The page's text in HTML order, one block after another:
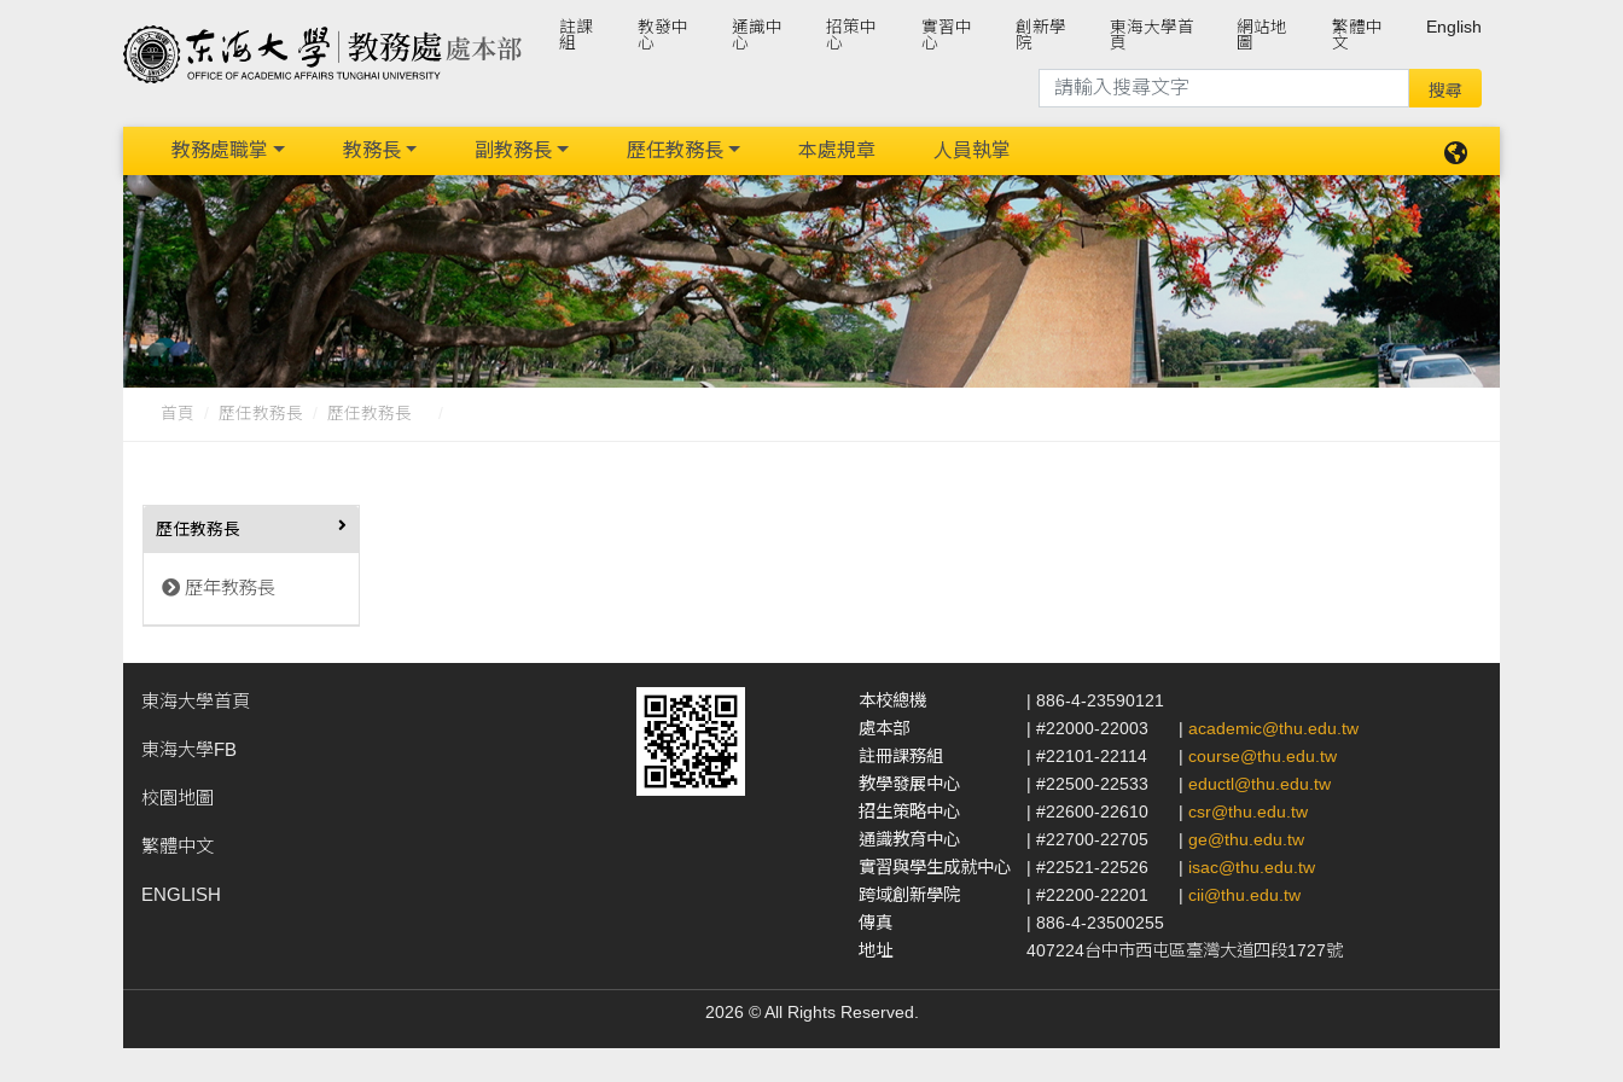
註課
組
教發中
心
通識中
心
招策中
心
實習中
心
創新學
院
東海大學首
頁
網站地
圖
繁體中
文
English
教務處職掌 教務長 副教務長 歷任教務長 本處規章 人員執掌
首頁 歷任教務長 歷任教務長
歷任教務長
歷年教務長
東海大學首頁
東海大學FB
校園地圖
繁體中文
ENGLISH
本校總機
| 886-4-23590121
處本部
| #22000-22003 | academic@thu.edu.tw
註冊課務組
| #22101-22114 | course@thu.edu.tw
教學發展中心
| #22500-22533 | eductl@thu.edu.tw
招生策略中心
| #22600-22610 | csr@thu.edu.tw
通識教育中心
| #22700-22705 | ge@thu.edu.tw
實習與學生成就中心
| #22521-22526 | isac@thu.edu.tw
跨域創新學院
| #22200-22201 | cii@thu.edu.tw
傳真
| 886-4-23500255
地址
407224台中市西屯區臺灣大道四段1727號
2026 © All Rights Reserved.